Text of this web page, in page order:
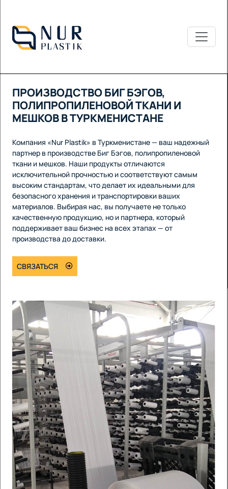
ПРОИЗВОДСТВО БИГ БЭГОВ,
ПОЛИПРОПИЛЕНОВОЙ ТКАНИ И
МЕШКОВ В ТУРКМЕНИСТАНЕ
Компания «Nur Plastik» в Туркменистане — ваш надежный
партнер в производстве Биг Бэгов, полипропиленовой
ткани и мешков. Наши продукты отличаются
исключительной прочностью и соответствуют самым
высоким стандартам, что делает их идеальными для
безопасного хранения и транспортировки ваших
материалов. Выбирая нас, вы получаете не только
качественную продукцию, но и партнера, который
поддерживает ваш бизнес на всех этапах — от
производства до доставки.
СВЯЗАТЬСЯ